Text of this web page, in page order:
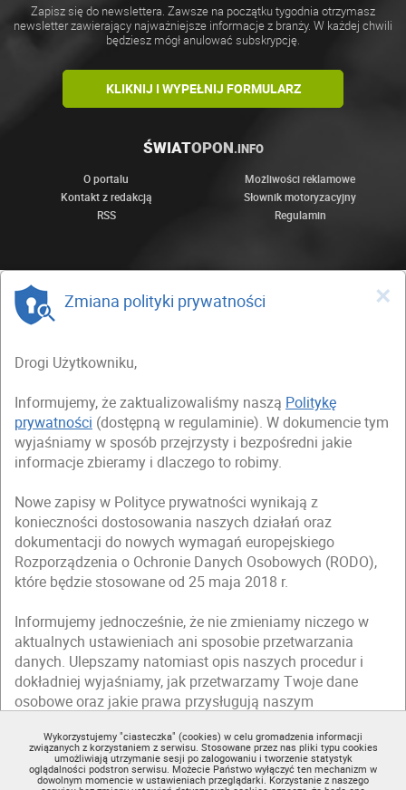
Wykorzystujemy "ciasteczka" (cookies) w celu gromadzenia informacji
związanych z korzystaniem z serwisu. Stosowane przez nas pliki typu cookies
umożliwiają utrzymanie sesji po zalogowaniu i tworzenie statystyk
oglądalności podstron serwisu. Możecie Państwo wyłączyć ten mechanizm w
dowolnym momencie w ustawieniach przeglądarki. Korzystanie z naszego
Zapisz się do newslettera. Zawsze na początku tygodnia otrzymasz
newsletter zawierający najważniejsze informacje z branży. W każdej chwili
będziesz mógł anulować subskrypcję.
KLIKNIJ I WYPEŁNIJ FORMULARZ
ŚWIATOPON.INFO
O portalu
Możliwości reklamowe
Kontakt z redakcją
Słownik motoryzacyjny
RSS
Regulamin
×
Zmiana polityki prywatności
Drogi Użytkowniku,
Informujemy, że zaktualizowaliśmy naszą Politykę
prywatności (dostępną w regulaminie). W dokumencie tym
wyjaśniamy w sposób przejrzysty i bezpośredni jakie
informacje zbieramy i dlaczego to robimy.
Nowe zapisy w Polityce prywatności wynikają z
konieczności dostosowania naszych działań oraz
dokumentacji do nowych wymagań europejskiego
Rozporządzenia o Ochronie Danych Osobowych (RODO),
które będzie stosowane od 25 maja 2018 r.
Informujemy jednocześnie, że nie zmieniamy niczego w
aktualnych ustawieniach ani sposobie przetwarzania
danych. Ulepszamy natomiast opis naszych procedur i
dokładniej wyjaśniamy, jak przetwarzamy Twoje dane
osobowe oraz jakie prawa przysługują naszym
Zapraszamy Cię do zapoznania się ze zmienionąPolityką
prywatności(dostępną w regulaminie).